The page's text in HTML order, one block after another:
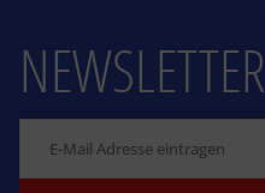
NEWSLETTER